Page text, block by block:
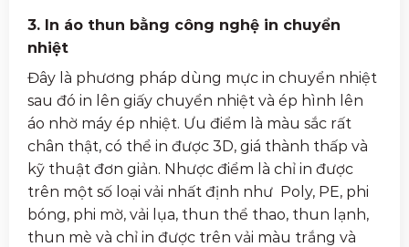
3. In áo thun bằng công nghệ in chuyển
nhiệt
Đây là phương pháp dùng mực in chuyển nhiệt
sau đó in lên giấy chuyển nhiệt và ép hình lên
áo nhờ máy ép nhiệt. Ưu điểm là màu sắc rất
chân thật, có thể in được 3D, giá thành thấp và
kỹ thuật đơn giản. Nhược điểm là chỉ in được
trên một số loại vải nhất định như Poly, PE, phi
bóng, phi mờ, vải lụa, thun thể thao, thun lạnh,
thun mè và chỉ in được trên vải màu trắng và